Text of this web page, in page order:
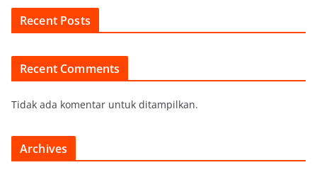
Recent Posts
Recent Comments
Tidak ada komentar untuk ditampilkan.
Archives